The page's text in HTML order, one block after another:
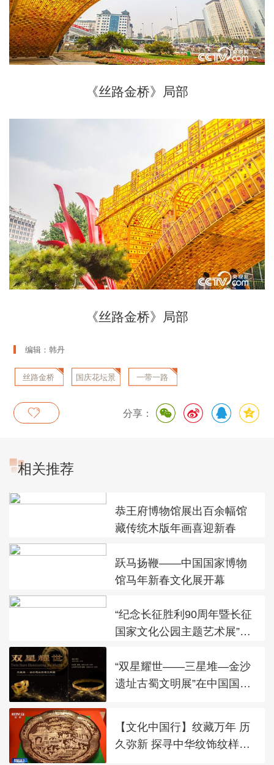
《丝路金桥》局部
《丝路金桥》局部
编辑：韩丹
丝路金桥 国庆花坛景 一带一路
分享：
相关推荐
恭王府博物馆展出百余幅馆
藏传统木版年画喜迎新春
跃马扬鞭——中国国家博物
馆马年新春文化展开幕
“纪念长征胜利90周年暨长征
国家文化公园主题艺术展”在
“双星耀世——三星堆—金沙
遗址古蜀文明展”在中国国家
【文化中国行】纹藏万年 历
久弥新 探寻中华纹饰纹样之